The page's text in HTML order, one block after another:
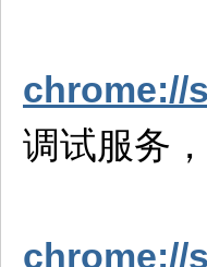
chrome://
调试服务
chrome://